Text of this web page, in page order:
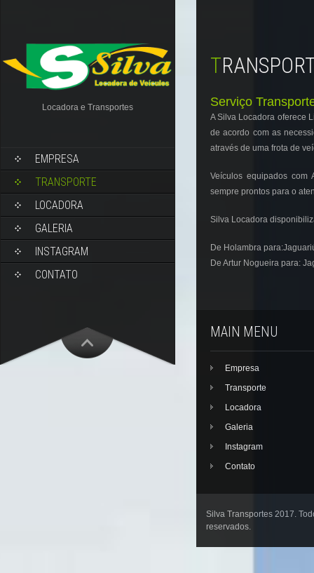
Locadora e Transportes
EMPRESA
TRANSPORTE
LOCADORA
GALERIA
INSTAGRAM
CONTATO
Serviço
A Silva Locadora oferece
de acordo com as
através de uma frota de
Veículos equipados com
sempre prontos para o
Silva Locadora
De Holambra
De Artur Nogueira para:
MAIN MENU
Empresa
Transporte
Locadora
Galeria
Instagram
Contato
Silva Transportes 2017.
reservados.